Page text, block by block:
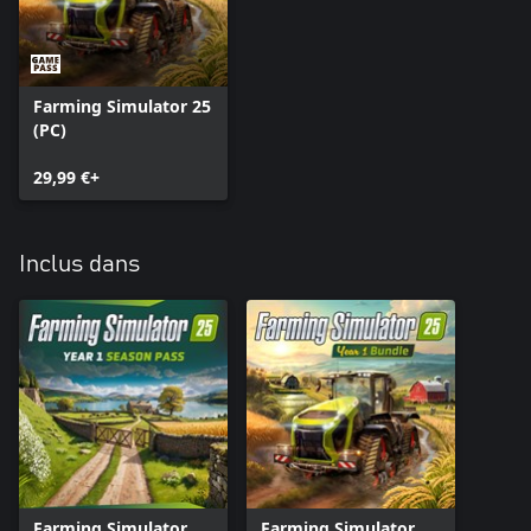
* Versatile - 1156
* Versatile - 976
* Versatile - DeltaTrack
* Versatile - MFWD
* Versatile - Nemesis
* Versatile - V7
Farming Simulator 25
(PC)
29,99 €+
Inclus dans